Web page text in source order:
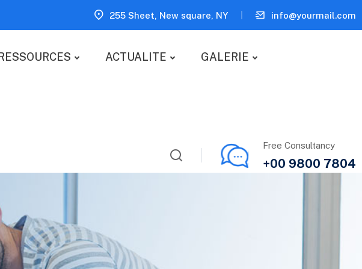
255 Sheet, New square, NY info@yourmail.com
RESSOURCES ACTUALITE GALERIE
Free Consultancy
+00 9800 7804